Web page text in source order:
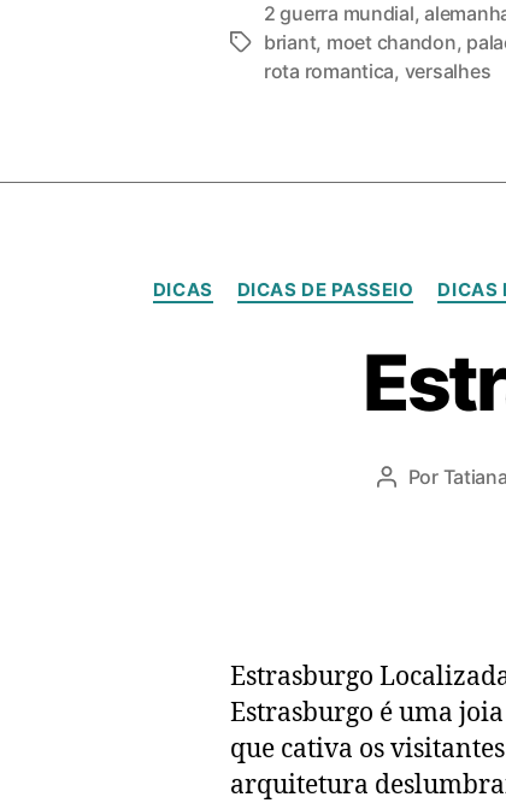
2 guerra mundial,
briant, moet chandon,
rota romantica, versalhes
DICAS DICAS DE PASSEIO DICAS
Por
Estrasburgo
Estrasburgo é uma
que cativa os
arquitetura